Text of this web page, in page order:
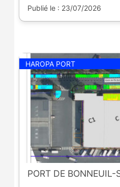
Publié le : 23/07/2026
HAROPA PORT
PORT DE BONNEUIL-